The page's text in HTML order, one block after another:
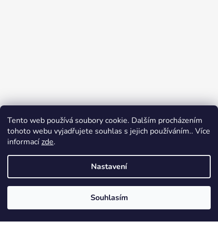
Tento web používá soubory cookie. Dalším procházením
tohoto webu vyjadřujete souhlas s jejich používáním.. Více
informacízde.
Nastavení
Souhlasím
Sledovat na Instagramu
Vytvořil Shoptet